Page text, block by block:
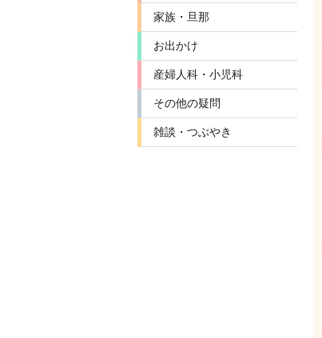
家族・旦那
お出かけ
産婦人科・小児科
その他の疑問
雑談・つぶやき